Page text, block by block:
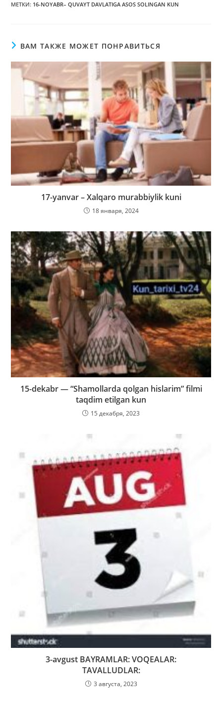
МЕТКИ: 16-NOYABR– QUVAYT DAVLATIGA ASOS SOLINGAN KUN
ВАМ ТАКЖЕ МОЖЕТ ПОНРАВИТЬСЯ
17-yanvar – Xalqaro murabbiylik kuni
18 января, 2024
15-dekabr — “Shamollarda qolgan hislarim” filmi
taqdim etilgan kun
15 декабря, 2023
3-avgust BAYRAMLAR: VOQEALAR:
TAVALLUDLAR:
3 августа, 2023